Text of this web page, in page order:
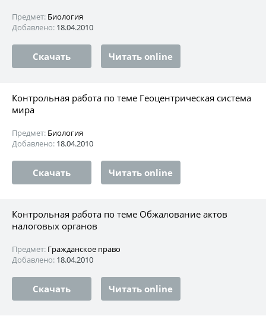
Предмет: Биология
Добавлено: 18.04.2010
Скачать Читать online
Контрольная работа по теме Геоцентрическая система
мира
Предмет: Биология
Добавлено: 18.04.2010
Скачать Читать online
Контрольная работа по теме Обжалование актов
налоговых органов
Предмет: Гражданское право
Добавлено: 18.04.2010
Скачать Читать online